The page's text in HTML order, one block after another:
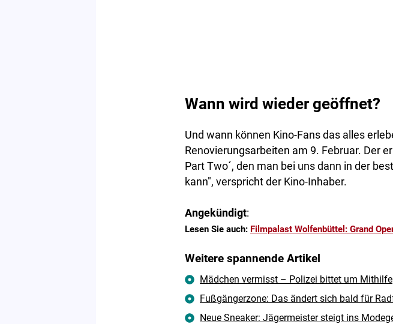
Wann wird wieder geöffnet?
Und wann können Kino-Fans das alles
Renovierungsarbeiten am 9. Februar. Der
Part Two´, den man bei uns dann in der
kann", verspricht der Kino-Inhaber.
Angekündigt:
Lesen Sie auch: Filmpalast Wolfenbüttel: Grand
Weitere spannende Artikel
Mädchen vermisst – Polizei bittet um Mithilfe
Fußgängerzone: Das ändert sich bald für
Neue Sneaker: Jägermeister steigt ins